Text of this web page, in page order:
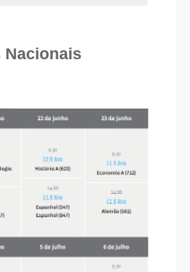
Nacionais